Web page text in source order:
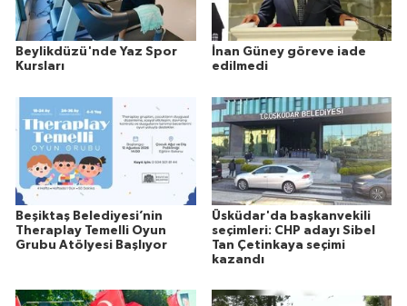
Beylikdüzü'nde Yaz Spor
Kursları
İnan Güney göreve iade
edilmedi
Beşiktaş Belediyesi’nin
Theraplay Temelli Oyun
Grubu Atölyesi Başlıyor
Üsküdar'da başkanvekili
seçimleri: CHP adayı Sibel
Tan Çetinkaya seçimi
kazandı